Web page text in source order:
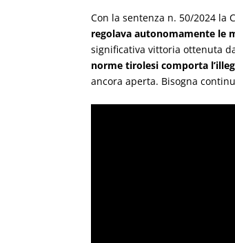
Con la sentenza n. 50/2024 la
regolava autonomamente le
significativa vittoria ottenuta
norme tirolesi comporta
ancora aperta. Bisogna